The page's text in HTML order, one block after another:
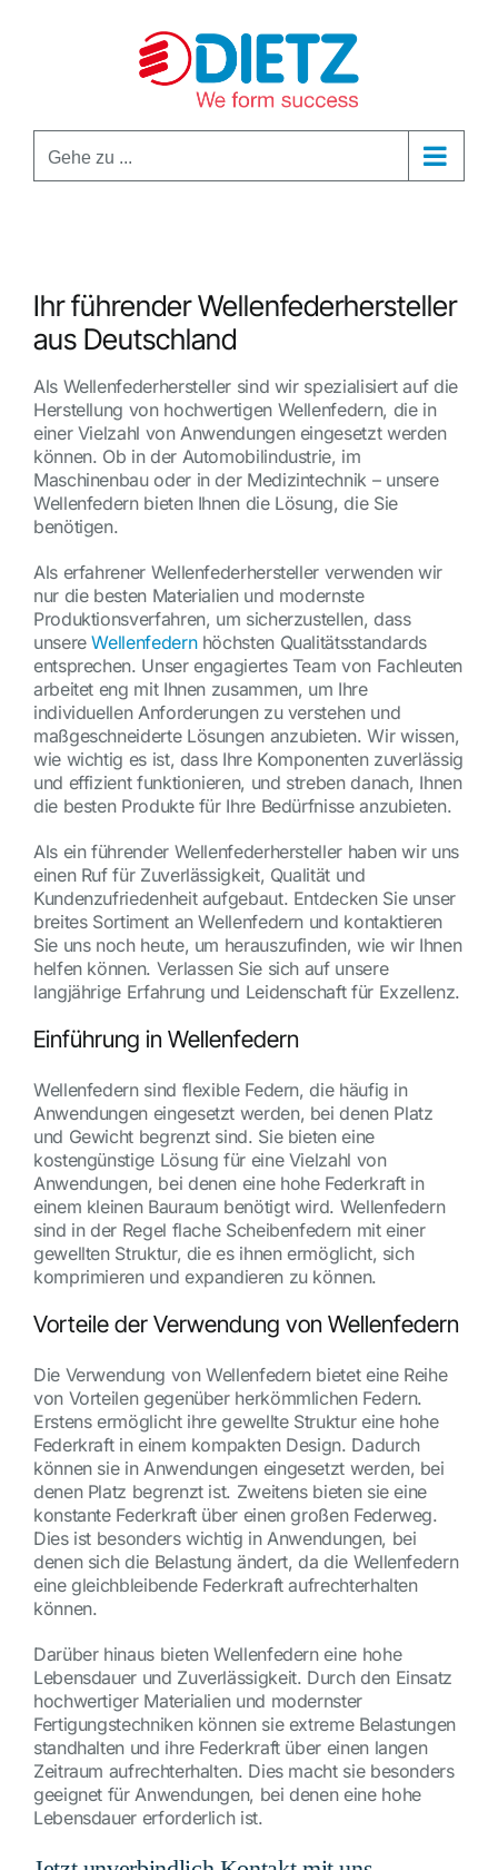
Gehe zu ...
Ihr führender Wellenfederhersteller
aus Deutschland
Als Wellenfederhersteller sind wir spezialisiert auf die
Herstellung von hochwertigen Wellenfedern, die in
einer Vielzahl von Anwendungen eingesetzt werden
können. Ob in der Automobilindustrie, im
Maschinenbau oder in der Medizintechnik – unsere
Wellenfedern bieten Ihnen die Lösung, die Sie
benötigen.
Als erfahrener Wellenfederhersteller verwenden wir
nur die besten Materialien und modernste
Produktionsverfahren, um sicherzustellen, dass
unsereWellenfedernhöchsten Qualitätsstandards
entsprechen. Unser engagiertes Team von Fachleuten
arbeitet eng mit Ihnen zusammen, um Ihre
individuellen Anforderungen zu verstehen und
maßgeschneiderte Lösungen anzubieten. Wir wissen,
wie wichtig es ist, dass Ihre Komponenten zuverlässig
und effizient funktionieren, und streben danach, Ihnen
die besten Produkte für Ihre Bedürfnisse anzubieten.
Als ein führender Wellenfederhersteller haben wir uns
einen Ruf für Zuverlässigkeit, Qualität und
Kundenzufriedenheit aufgebaut. Entdecken Sie unser
breites Sortiment an Wellenfedern und kontaktieren
Sie uns noch heute, um herauszufinden, wie wir Ihnen
helfen können. Verlassen Sie sich auf unsere
langjährige Erfahrung und Leidenschaft für Exzellenz.
Einführung in Wellenfedern
Wellenfedern sind flexible Federn, die häufig in
Anwendungen eingesetzt werden, bei denen Platz
und Gewicht begrenzt sind. Sie bieten eine
kostengünstige Lösung für eine Vielzahl von
Anwendungen, bei denen eine hohe Federkraft in
einem kleinen Bauraum benötigt wird. Wellenfedern
sind in der Regel flache Scheibenfedern mit einer
gewellten Struktur, die es ihnen ermöglicht, sich
komprimieren und expandieren zu können.
Vorteile der Verwendung von Wellenfedern
Die Verwendung von Wellenfedern bietet eine Reihe
von Vorteilen gegenüber herkömmlichen Federn.
Erstens ermöglicht ihre gewellte Struktur eine hohe
Federkraft in einem kompakten Design. Dadurch
können sie in Anwendungen eingesetzt werden, bei
denen Platz begrenzt ist. Zweitens bieten sie eine
konstante Federkraft über einen großen Federweg.
Dies ist besonders wichtig in Anwendungen, bei
denen sich die Belastung ändert, da die Wellenfedern
eine gleichbleibende Federkraft aufrechterhalten
können.
Darüber hinaus bieten Wellenfedern eine hohe
Lebensdauer und Zuverlässigkeit. Durch den Einsatz
hochwertiger Materialien und modernster
Fertigungstechniken können sie extreme Belastungen
standhalten und ihre Federkraft über einen langen
Zeitraum aufrechterhalten. Dies macht sie besonders
geeignet für Anwendungen, bei denen eine hohe
Lebensdauer erforderlich ist.